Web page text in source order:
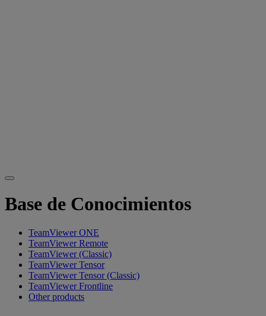
Base de Conocimientos
TeamViewer ONE
TeamViewer Remote
TeamViewer (Classic)
TeamViewer Tensor
TeamViewer Tensor (Classic)
TeamViewer Frontline
Other products